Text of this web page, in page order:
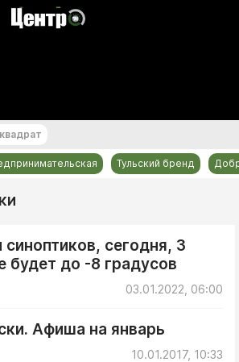
Тульский бренд
сегодня, 3
будет до -8 градусов
03.01.2022, 06:00
Афиша на январь
10.01.2017, 10:33